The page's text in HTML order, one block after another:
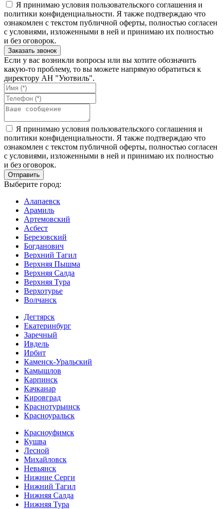
Я принимаю условия пользовательского соглашения и
политики конфиденциальности. Я также подтверждаю что
ознакомлен с текстом публичной оферты, полностью согласен
с условиями, изложенными в ней и принимаю их полностью
и без оговорок.
Если у вас возникли вопросы или вы хотите обозначить
какую-то проблему, то вы можете напрямую обратиться к
директору АН "Уютвиль".
Я принимаю условия пользовательского соглашения и
политики конфиденциальности. Я также подтверждаю что
ознакомлен с текстом публичной оферты, полностью согласен
с условиями, изложенными в ней и принимаю их полностью
и без оговорок.
Выберите город:
Алапаевск
Арамиль
Артемовский
Асбест
Березовский
Богданович
Верхний Тагил
Верхняя Пышма
Верхняя Салда
Верхняя Тура
Верхотурье
Волчанск
Дегтярск
Екатеринбург
Заречный
Ивдель
Ирбит
Каменск-Уральский
Камышлов
Карпинск
Качканар
Кировград
Краснотурьинск
Красноуральск
Красноуфимск
Кушва
Лесной
Михайловск
Невьянск
Нижние Серги
Нижний Тагил
Нижняя Салда
Нижняя Тура